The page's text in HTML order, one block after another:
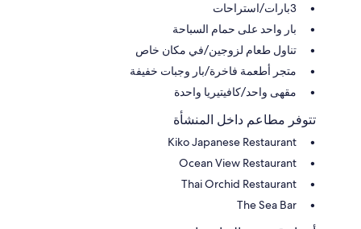
3بارات/استراحات
بار واحد على حمام السباحة
تناول طعام لزوجين/في مكان خاص
متجر أطعمة فاخرة/بار وجبات خفيفة
مقهى واحد/كافيتيريا واحدة
تتوفر مطاعم داخل المنشأة
Kiko Japanese Restaurant
Ocean View Restaurant
Thai Orchid Restaurant
The Sea Bar